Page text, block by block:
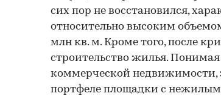
сих пор не восстановился,
относительно высоким
млн кв. м. Кроме того, после
строительство жилья.
коммерческой
портфеле площадки с нежилым